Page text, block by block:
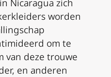
Nicaragua zich
worden
om te
van deze trouwe
en anderen